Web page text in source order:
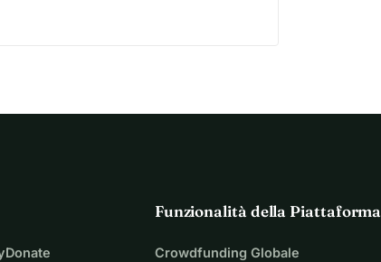
Funzionalità della Piattaforma
Crowdfunding Globale